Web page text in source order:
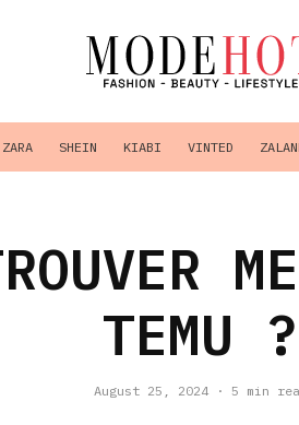
ZARA SHEIN KIABI VINTED
TEMU ?
August 25, 2024 · 5 min